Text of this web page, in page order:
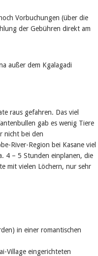
Vorbuchungen (über die
der Gebühren direkt am
außer dem Kgalagadi
raus gefahren. Das viel
gab es wenig Tiere
nicht bei den
River-Region bei Kasane viel
4 – 5 Stunden einplanen, die
mit vielen Löchern, nur sehr
in einer romantischen
Village eingerichteten